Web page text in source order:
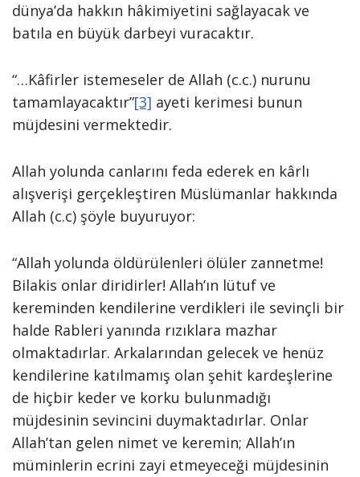
dünya’da hakkın hâkimiyetini sağlayacak ve
batıla en büyük darbeyi vuracaktır.
“…Kâfirler istemeseler de Allah (c.c.) nurunu
tamamlayacaktır”[3] ayeti kerimesi bunun
müjdesini vermektedir.
Allah yolunda canlarını feda ederek en kârlı
alışverişi gerçekleştiren Müslümanlar hakkında
Allah (c.c) şöyle buyuruyor:
“Allah yolunda öldürülenleri ölüler zannetme!
Bilakis onlar diridirler! Allah’ın lütuf ve
kereminden kendilerine verdikleri ile sevinçli bir
halde Rableri yanında rızıklara mazhar
olmaktadırlar. Arkalarından gelecek ve henüz
kendilerine katılmamış olan şehit kardeşlerine
de hiçbir keder ve korku bulunmadığı
müjdesinin sevincini duymaktadırlar. Onlar
Allah’tan gelen nimet ve keremin; Allah’ın
müminlerin ecrini zayi etmeyeceği müjdesinin